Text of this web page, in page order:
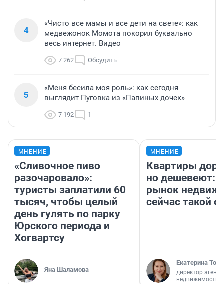
4
«Чисто все мамы и все дети на свете»: как
медвежонок Момота покорил буквально
весь интернет. Видео
7 262 Обсудить
5
«Меня бесила моя роль»: как сегодня
выглядит Пуговка из «Папиных дочек»
7 192 1
МНЕНИЕ
«Сливочное пиво
разочаровало»:
туристы заплатили 60
тысяч, чтобы целый
день гулять по парку
Юрского периода и
Хогвартсу
Яна Шаламова
МНЕНИЕ
Квартиры
но дешевеют:
рынок
сейчас такой
Екатерина
директор
недвижимости